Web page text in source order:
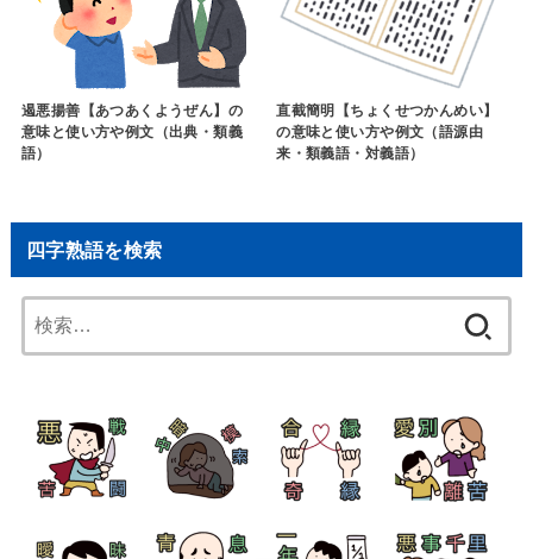
遏悪揚善【あつあくようぜん】の
意味と使い方や例文（出典・類義
語）
直截簡明【ちょくせつかんめい】
の意味と使い方や例文（語源由
来・類義語・対義語）
四字熟語を検索
索: